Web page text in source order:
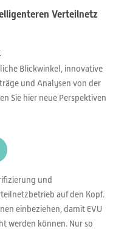
Verteilnetz
Blickwinkel, innovative
und Analysen von der
Sie hier neue Perspektiven
und
auf den Kopf.
einbeziehen, damit EVU
werden können. Nur so